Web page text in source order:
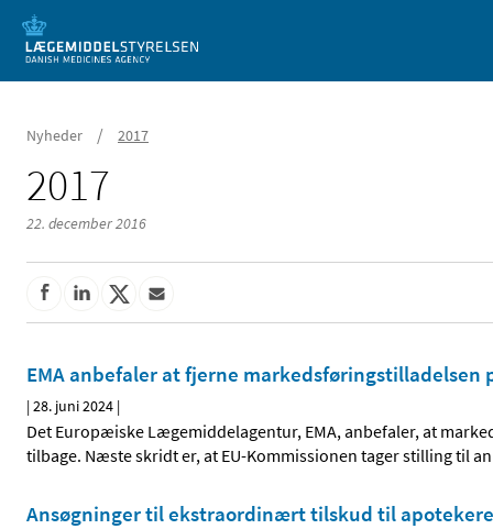
Mobil visning
Nyheder / 2017
2017
22. december 2016
EMA anbefaler at fjerne
|28. juni 2024 |
Det Europæiske Lægemiddelagentur, EMA, anbefaler, at
tilbage. Næste skridt er, at EU-Kommissionen tager stilling til
Ansøgninger til ekstraordinært tilskud til apotekere